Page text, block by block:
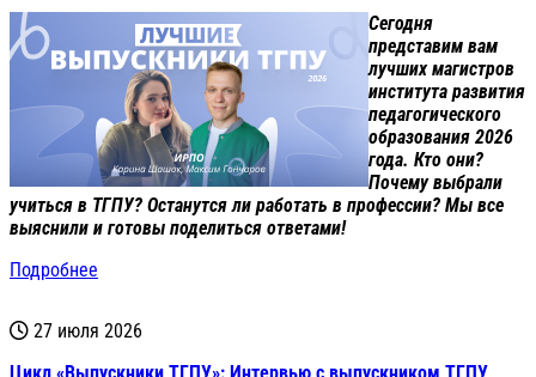
Сегодня
представим вам
лучших магистров
института развития
педагогического
образования 2026
года. Кто они?
Почему выбрали
учиться в ТГПУ? Останутся ли работать в профессии? Мы все
выяснили и готовы поделиться ответами!
Подробнее
27 июля 2026